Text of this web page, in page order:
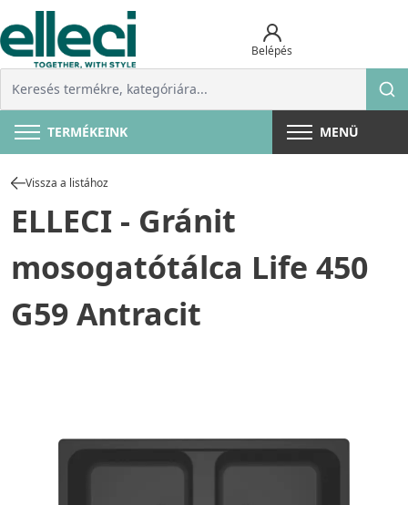
Belépés
TERMÉKEINK MENÜ
Vissza a listához
ELLECI - Gránit
mosogatótálca Life 450
G59 Antracit